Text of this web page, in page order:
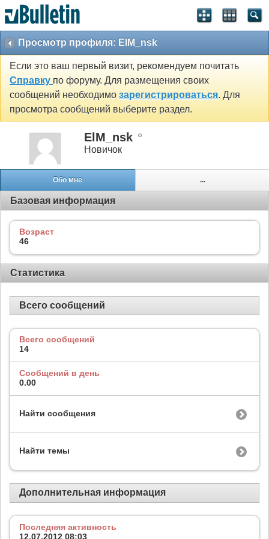
Просмотр профиля: ElM_nsk
Если это ваш первый визит, рекомендуем почитать
Справку по форуму. Для размещения своих
сообщений необходимо зарегистрироваться. Для
просмотра сообщений выберите раздел.
ElM_nsk
Новичок
Обо мне ...
Базовая информация
Возраст
46
Статистика
Всего сообщений
Всего сообщений
14
Сообщений в день
0.00
Найти сообщения
Найти темы
Дополнительная информация
Последняя активность
12.07.2012 08:03